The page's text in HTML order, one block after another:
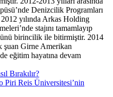
Denizcilik Programları
yılında Arkas Holding
stajını tamamlayıp
birincilik ile bitirmiştir. 2014
şuan Girne Amerikan
eğitim hayatına devam
Bırakılır?
Piri Reis Üniversitesi’nin